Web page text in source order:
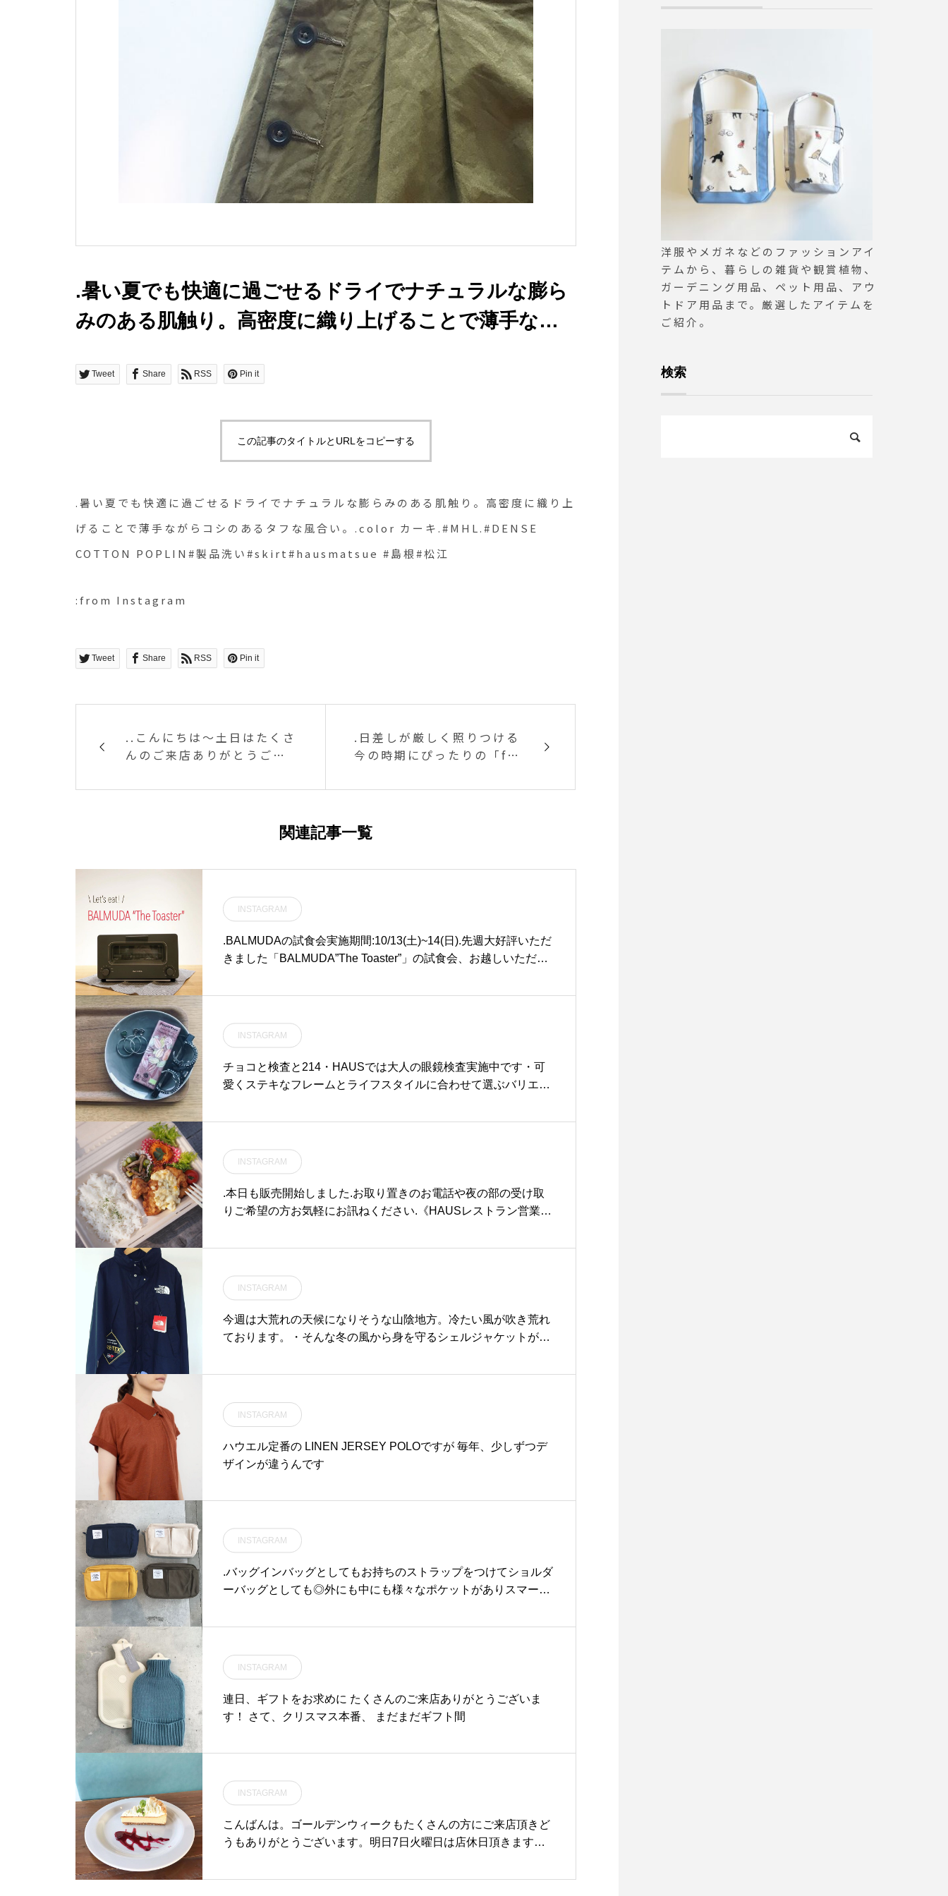
.暑い夏でも快適に過ごせるドライでナチュラルな膨ら
みのある肌触り。高密度に織り上げることで薄手なが
キ.#MHL.#DENSE COTTON POPLIN#製品洗い
Tweet Share RSS Pin it
この記事のタイトルとURLをコピーする
.暑い夏でも快適に過ごせるドライでナチュラルな膨らみのある肌触り。高密度に織り上
げることで薄手ながらコシのあるタフな風合い。.color カーキ.#MHL.#DENSE
COTTON POPLIN#製品洗い#skirt#hausmatsue #島根#松江
:from Instagram
Tweet Share RSS Pin it
..こんにちは〜︎土日はたくさ
んのご来店ありがとうござ
花火がとっても綺麗でした
ー〈 アフォガード 〉.甘い
バニラアイスとエスプレッ
りのデザートです︎今週金曜
日までとなっております。
ぜひ一度お試しくださいね
♡….. . 《HAUS営業時間》
＊ショップ 11:00-20:00.
＊ビストロカフェモーニン
グ. 9:00-11:00 (Lo10:3
0)ランチ 11:30-14:00カフ
ェ 14:00-18:00ディナー 1
8:00-21:00 (Lo20:15)
….#アイスクリーム #icecr
eam ##コーヒーフロート
#coffeefloat#アイスコー
ヒー #coffee #espresso
#アフォガード #エスプレッ
ソ#バニラアイス #新メニュ
ー #drink #ドリンク #期
間限定#takeout #テイク
アウト#cafestagram #ins
tafood #cafe #カフェ #
カフェ巡り#haus_matsue
#hausmatsue #松江カフ
ェ #島根カフェ #松江 #島
根 #山陰
.日差しが厳しく照りつける
今の時期にぴったりの「fog
ール。生地がリネンなの
増し、異なる表情をお楽し
みいただけます。一般的な
時期に打ってつけの逸品で
す。.#foglinenwork#スト
ール#リネン#haus#haus_
関連記事一覧
INSTAGRAM
.BALMUDAの試食会実施期間:10/13(土)~14(日).先週大好評いただ
きました「BALMUDA”The Toaster”」の試食会、お越しいただけ
ミューダの手によってどれだけ生まれ変わるのか、、、お客様の
このご機会をお見逃しなく◎.#balmuda#バルミューダ#thetoaster
#トースター#haus #haus_matsue #hausmatsue #松江カフェ #島
根カフェ #松江 #島根 #山陰
INSTAGRAM
チョコと検査と214・HAUSでは大人の眼鏡検査実施中です・可
愛くステキなフレームとライフスタイルに合わせて選ぶバリエー
い・眼鏡の相談室毎日オープンしてます・あと 好評のフレーム再
のバリエーション全色かけ比べてを推奨しています・#optical#め
がね#hausmatsue #島根#松江#松江メガネ#生活に寄り添うメガ
ネ#メガネ男子#メガネ女子#似合う眼鏡探したい#eyevan #webb
#バレンタイン
INSTAGRAM
.本日も販売開始しました️.お取り置きのお電話や夜の部の受け取
りご希望の方お気軽にお訊ねください.《HAUSレストラン営業時
は20:00まで可能です。..《HÅUS営業時間》◎ショップ 11:00〜2
galette#crepe#ガレット#クレープ#クレープリー#松江ランチ#松
江カフェ#モーニング#松江モーニング#morning#ドリンク#テイ
クアウトドリンク#パスタ#パスタランチ#松江パスタ#サンドイッ
チ#ケーキ#タピオカ#松江タピオカ
INSTAGRAM
今週は大荒れの天候になりそうな山陰地方。冷たい風が吹き荒れ
ております。・そんな冬の風から身を守るシェルジャケットが入
でなく撥水性も抜群です。インナーにフリースやウールのウェア
しいですね。・厳しい天候のときほど機能ウェアの効果を感じる
ことができます。是非店頭でご覧ください！・《haus営業時間》
ショップ 11:00-20:00ビストロカフェ モーニング 9:00-11:00(オー
ダーストップ10:30)ランチ〜ディナー 11:30-21:00(オーダースト
INSTAGRAM
ハウエル定番の LINEN JERSEY POLOですが 毎年、少しずつデ
ザインが違うんです
INSTAGRAM
.バッグインバッグとしてもお持ちのストラップをつけてショルダ
ーバッグとしても◎外にも中にも様々なポケットがありスマート
イズはSとMの2サイズ。Sサイズは通帳も入る大きさでMサイズ
なのでながく愛用するのにぴったりです♡..@haus_zakka こちら
も合わせてお願いします。..#インナーキャリング#バッグインバ
ッグ#ワークスタイル#多用途 #収納ケース #収納#hausmatsue #
島根 #松江
INSTAGRAM
連日、ギフトをお求めに たくさんのご来店ありがとうございま
す！ さて、クリスマス本番、 まだまだギフト間
INSTAGRAM
こんばんは。ゴールデンウィークもたくさんの方にご来店頂きど
うもありがとうございます。明日7日火曜日は店休日頂きます。8
休日となります。何卒、ご理解の程お願い申し上げます。#チー
ーダ#ザトースター#松江
Ⅱ . Ⅲ¥29,000+tax通販も承
りますので気軽にお問い合わ
せ下さいませ。TEL 0852-61
-5887HAUSのアパレルのイ
ンスタはこちらです︎@haus_
howell ．#MARGARET HO
WELL#COTTON LINEN SIL
K#trousers#hausmatsue #
島根#松江
洋服やメガネなどのファッションアイ
テムから、暮らしの雑貨や観賞植物、
ガーデニング用品、ペット用品、アウ
トドア用品まで。厳選したアイテムを
ご紹介。
検索